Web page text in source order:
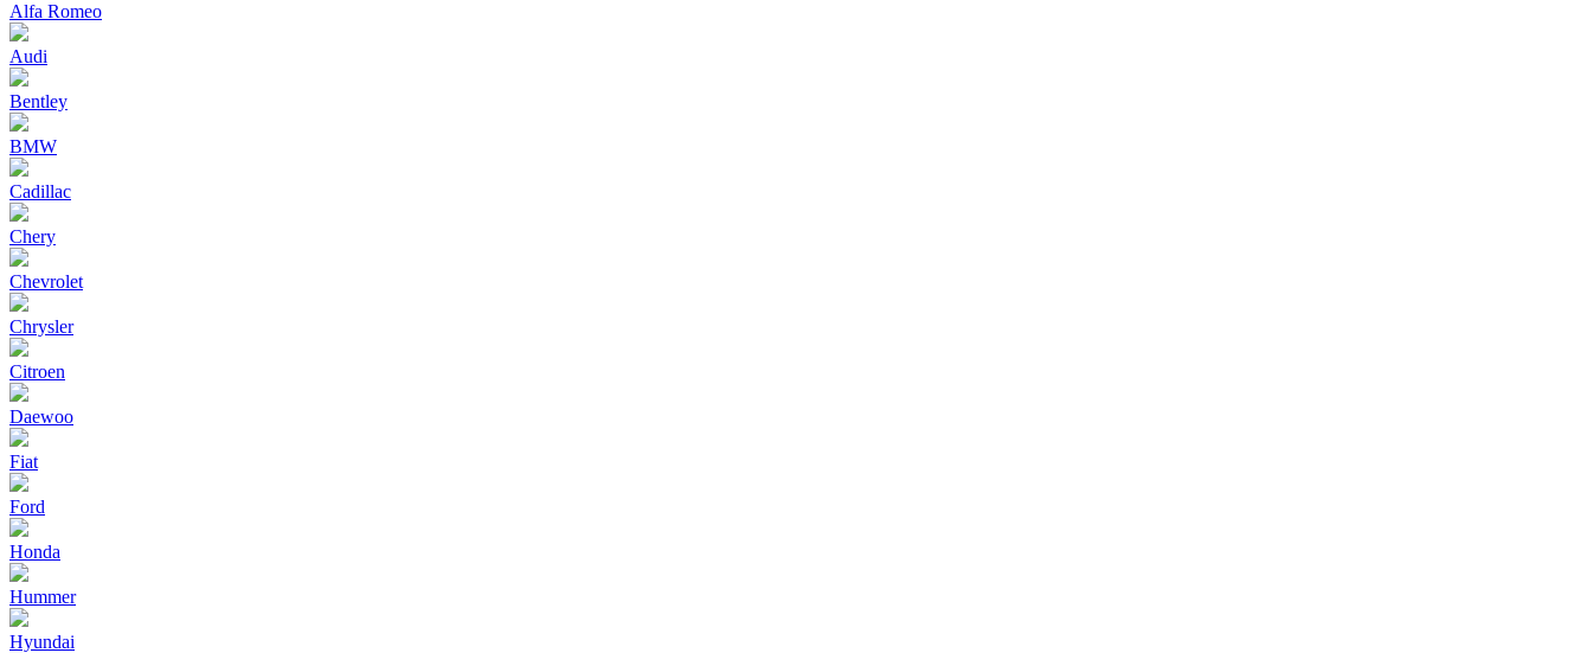
Alfa Romeo
Audi
Bentley
BMW
Cadillac
Chery
Chevrolet
Chrysler
Citroen
Daewoo
Fiat
Ford
Honda
Hummer
Hyundai